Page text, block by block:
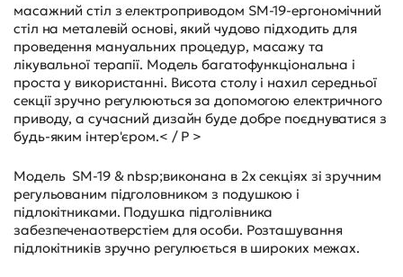
масажний стіл з електроприводом SM-19-ергономічний
стіл на металевій основі, який чудово підходить для
проведення мануальних процедур, масажу та
лікувальної терапії. Модель багатофункціональна і
проста у використанні. Висота столу і нахил середньої
секції зручно регулюються за допомогою електричного
приводу, а сучасний дизайн буде добре поєднуватися з
будь-яким інтер'єром.< / P >
Модель SM-19 & nbsp;виконана в 2х секціях зі зручним
регульованим підголовником з подушкою і
підлокітниками. Подушка підголівника
забезпеченаотверстіем для особи. Розташування
підлокітників зручно регулюється в широких межах.